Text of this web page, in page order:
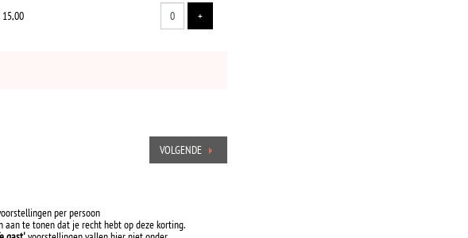
15,00 +VOEG TICKET TOE
VOLGENDE
per persoon
te tonen dat je recht hebt op deze korting.